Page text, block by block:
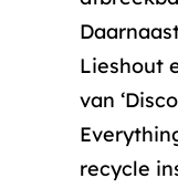
Lieshout
van
recycle